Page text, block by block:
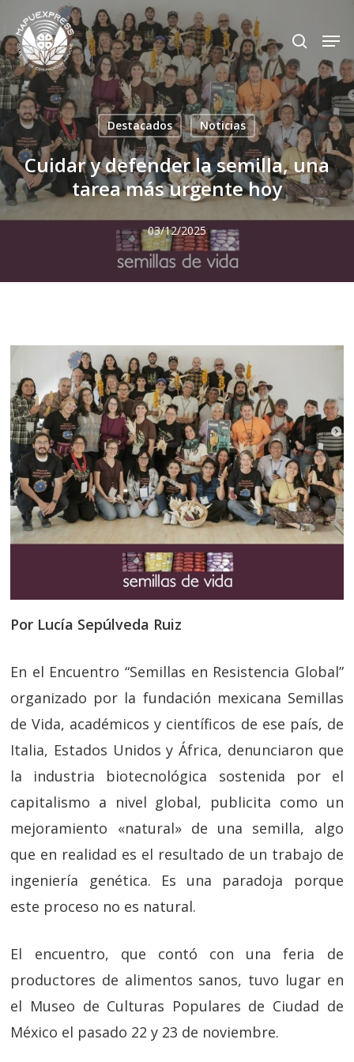
to
main
content
search
Destacados Noticias
Cuidar y defender la semilla, una
tarea más urgente hoy
03/12/2025
Por Lucía Sepúlveda Ruiz
En el Encuentro “Semillas en Resistencia Global”
organizado por la fundación mexicana Semillas
de Vida, académicos y científicos de ese país, de
Italia, Estados Unidos y África, denunciaron que
la industria biotecnológica sostenida por el
capitalismo a nivel global, publicita como un
mejoramiento «natural» de una semilla, algo
que en realidad es el resultado de un trabajo de
ingeniería genética. Es una paradoja porque
este proceso no es natural.
El encuentro, que contó con una feria de
productores de alimentos sanos, tuvo lugar en
el Museo de Culturas Populares de Ciudad de
México el pasado 22 y 23 de noviembre.
Close
Menu